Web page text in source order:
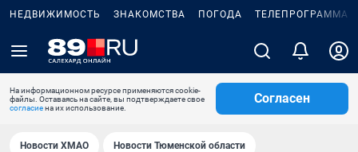
НЕДВИЖИМОСТЬ ЗНАКОМСТВА ПОГОДА ТЕЛЕПРОГРАММА
На информационном ресурсе применяются cookie-
файлы. Оставаясь на сайте, вы подтверждаете свое
согласиена их использование.
Согласен
Новости ХМАО Новости Тюменской области